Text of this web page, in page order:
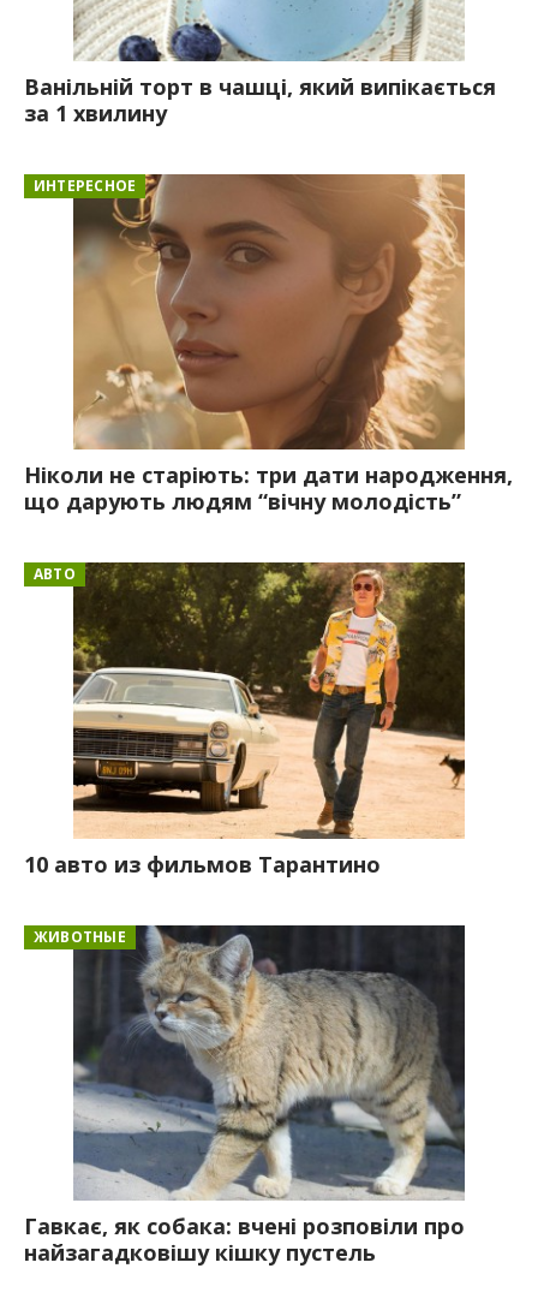
Ванільній торт в чашці, який випікається
за 1 хвилину
ИНТЕРЕСНОЕ
Ніколи не старіють: три дати народження,
що дарують людям “вічну молодість”
АВТО
10 авто из фильмов Тарантино
ЖИВОТНЫЕ
Гавкає, як собака: вчені розповіли про
найзагадковішу кішку пустель